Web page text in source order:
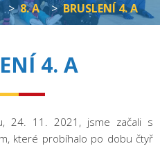
> 8. A > BRUSLENÍ 4. A
4. A
24. 11. 2021, jsme začali s
které probíhalo po dobu čtyř